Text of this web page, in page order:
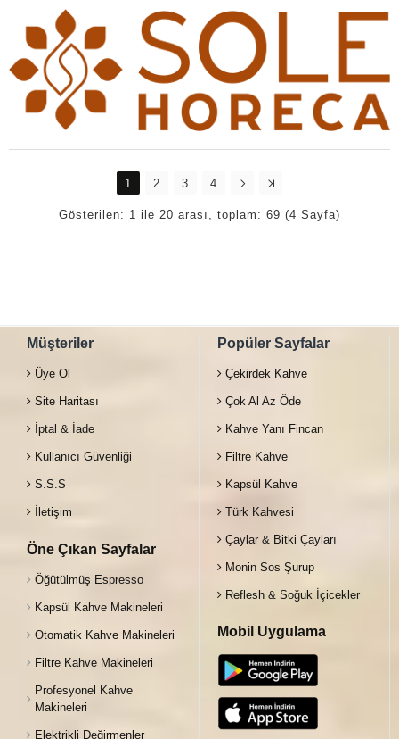
1 2 3 4
Gösterilen: 1 ile 20 arası, toplam: 69 (4 Sayfa)
Müşteriler
Üye Ol
Site Haritası
İptal & İade
Kullanıcı Güvenliği
S.S.S
İletişim
Öne Çıkan Sayfalar
Öğütülmüş Espresso
Kapsül Kahve Makineleri
Otomatik Kahve Makineleri
Filtre Kahve Makineleri
Profesyonel Kahve
Makineleri
Elektrikli Değirmenler
Popüler Sayfalar
Çekirdek Kahve
Çok Al Az Öde
Kahve Yanı Fincan
Filtre Kahve
Kapsül Kahve
Türk Kahvesi
Çaylar & Bitki Çayları
Monin Sos Şurup
Reflesh & Soğuk İçicekler
Mobil Uygulama